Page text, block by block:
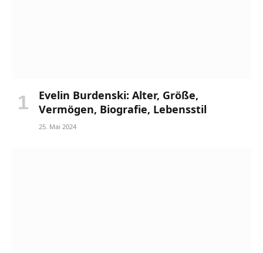
Evelin Burdenski: Alter, Größe,
Vermögen, Biografie, Lebensstil
25. Mai 2024